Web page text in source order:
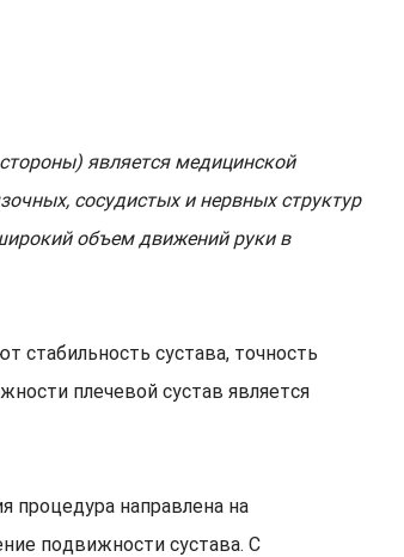
является медицинской
сосудистых и нервных структур
объем движений руки в
стабильность сустава, точность
плечевой сустав является
процедура направлена на
подвижности сустава. С